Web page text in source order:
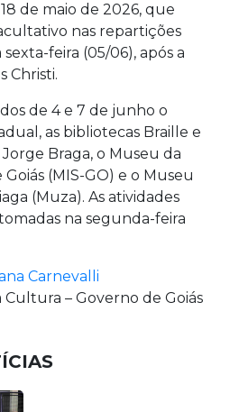
de maio de 2026, que
nas repartições
feira (05/06), após a
Christi.
de 4 e 7 de junho o
as bibliotecas Braille e
Jorge Braga, o Museu da
(MIS-GO) e o Museu
(Muza). As atividades
na segunda-feira
Carnevalli
Cultura – Governo de Goiás